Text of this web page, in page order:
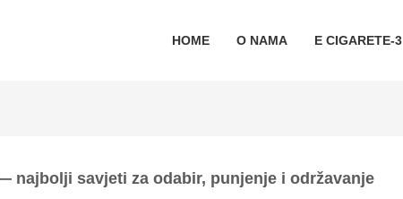
HOME O NAMA E CIGARETE-3
najbolji savjeti za odabir, punjenje i održavanje